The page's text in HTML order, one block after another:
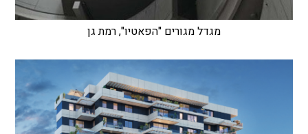
מגדל מגורים "הפאטיו", רמת גן